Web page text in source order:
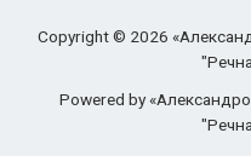
Copyright © 2026
Powered by